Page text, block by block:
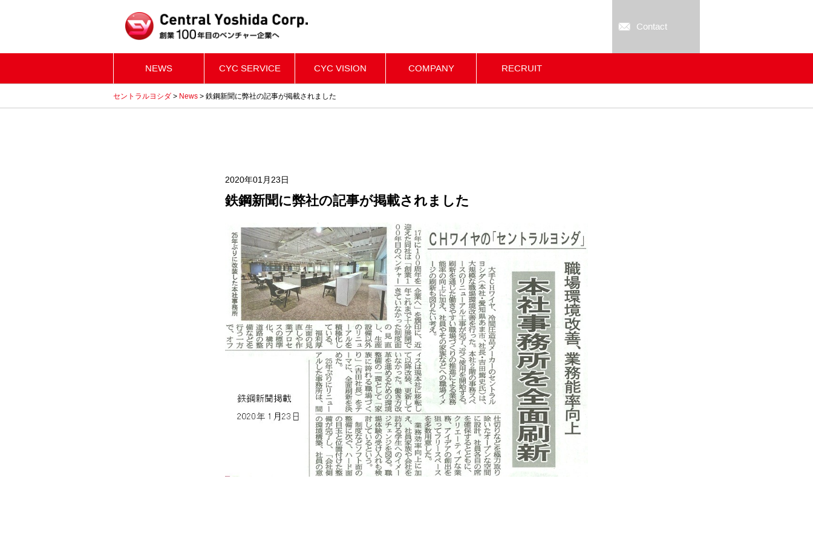
Contact
NEWS CYC SERVICE CYC VISION COMPANY RECRUIT
セントラルヨシダ > News > 鉄鋼新聞に弊社の記事が掲載されました
2020年01月23日
鉄鋼新聞に弊社の記事が掲載されました